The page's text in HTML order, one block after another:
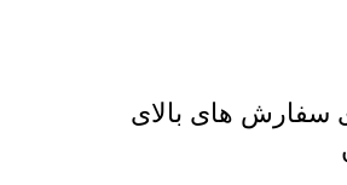
سفارش های بالای